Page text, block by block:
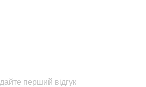
перший відгук